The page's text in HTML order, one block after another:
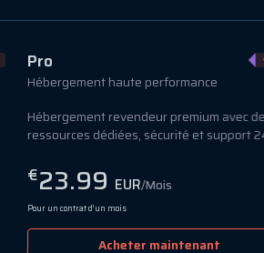
Pro
Hébergement haute performance
Hébergement revendeur premium avec
ressources dédiées, sécurité et support
€23.99 EUR/Mois
Pour un contrat d’un mois
Acheter maintenant